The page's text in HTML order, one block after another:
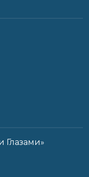
Глазами»